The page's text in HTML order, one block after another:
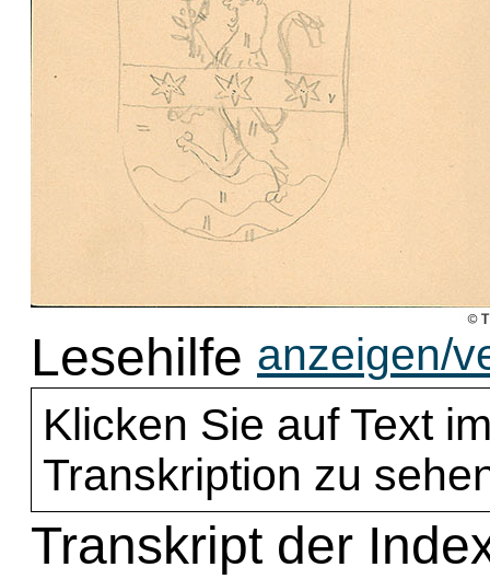
Lesehilfe anzeigen/
Klicken Sie auf Text
Transkription zu
Transkript der